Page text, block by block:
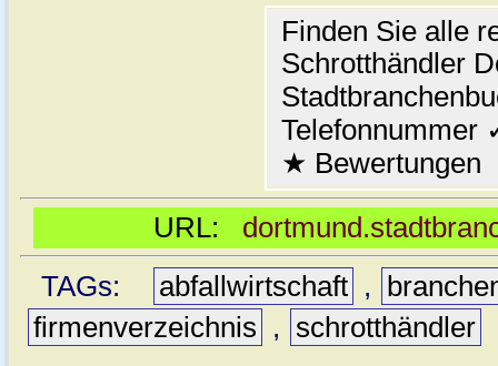
Finden Sie alle
Schrotthändler
Telefonnummer
★ Bewertungen
URL:
TAGs:
abfallwirtschaft ,
firmenverzeichnis
, schrotthändler